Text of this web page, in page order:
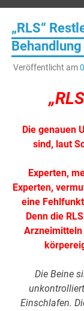
„RLS“
Veröffentlicht am
Die genauen
sind, laut
Experten,
Experten,
eine
Denn die
Die Beine
Einschlafen.